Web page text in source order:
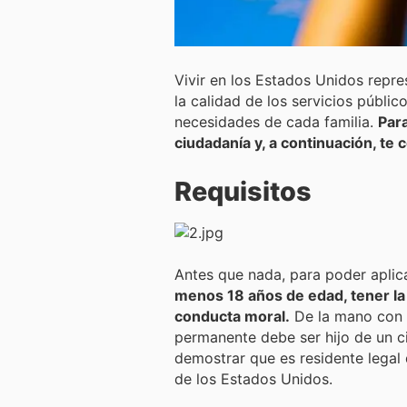
Vivir en los Estados Unidos
la calidad de los servicios
necesidades de cada familia.
ciudadanía y, a continuación, te
Requisitos
Antes que nada, para poder
menos 18 años de edad, tener
conducta moral. De la mano
permanente debe ser hijo de un
demostrar que es residente
de los Estados Unidos.